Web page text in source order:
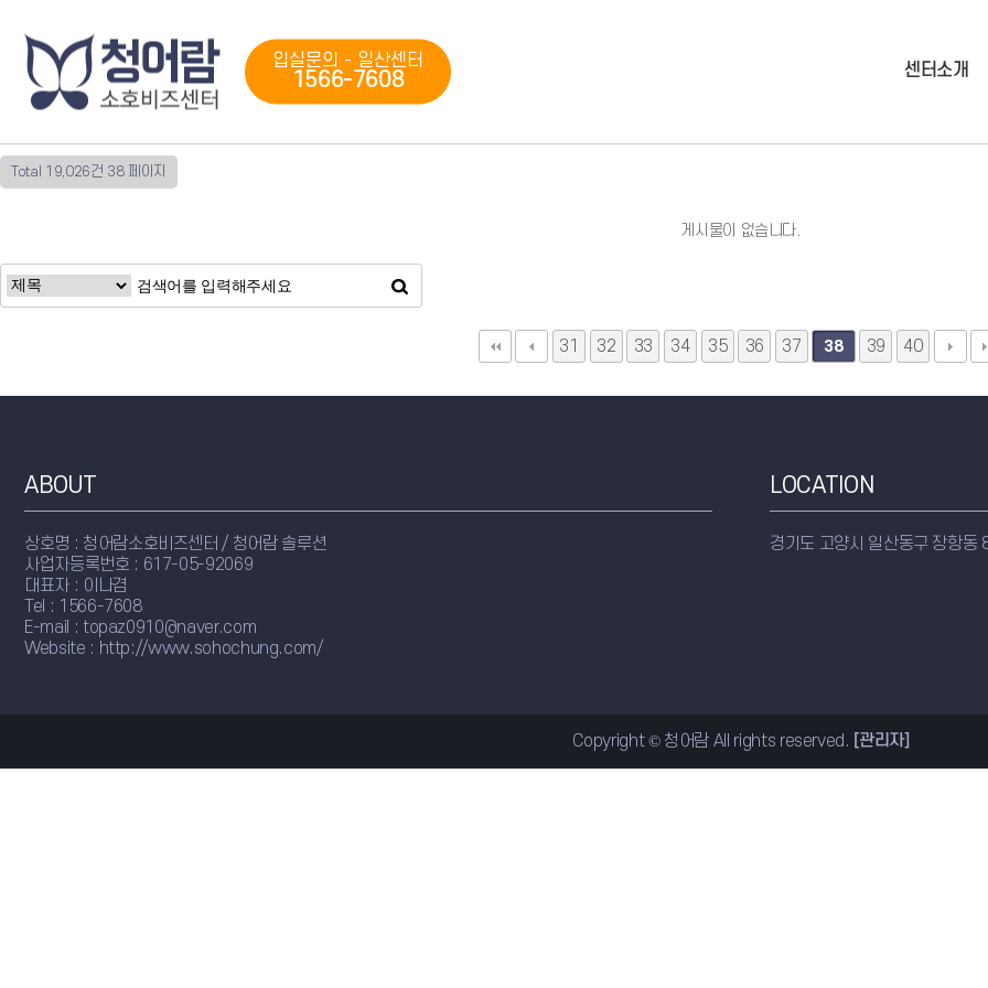
입실문의 - 일산센터
1566-7608 센터소개
Total 19,026건 38 페이지
게시물이 없습니다.
31 32 33 34 35 36 37 38 39 40
ABOUT
상호명 : 청어람소호비즈센터 / 청어람 솔루션
사업자등록번호 : 617-05-92069
대표자 : 이나겸
Tel : 1566-7608
E-mail : topaz0910@naver.com
Website : http://www.sohochung.com/
LOCATION
경기도 고양시 일산동구 장항
Copyright © 청어람 All rights reserved. [관리자]